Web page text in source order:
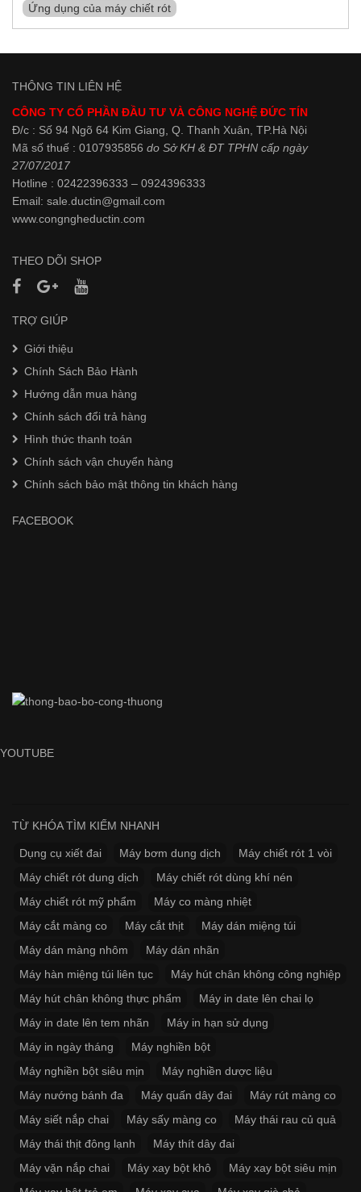
Ứng dụng của máy chiết rót
THÔNG TIN LIÊN HỆ
CÔNG TY CỔ PHẦN ĐẦU TƯ VÀ CÔNG NGHỆ ĐỨC TÍN
Đ/c : Số 94 Ngõ 64 Kim Giang, Q. Thanh Xuân, TP.Hà Nội
Mã số thuế : 0107935856 do Sở KH & ĐT TPHN cấp ngày
27/07/2017
Hotline : 02422396333 – 0924396333
Email: sale.ductin@gmail.com
www.congngheductin.com
THEO DÕI SHOP
TRỢ GIÚP
Giới thiệu
Chính Sách Bảo Hành
Hướng dẫn mua hàng
Chính sách đổi trả hàng
Hình thức thanh toán
Chính sách vận chuyển hàng
Chính sách bảo mật thông tin khách hàng
FACEBOOK
YOUTUBE
TỪ KHÓA TÌM KIẾM NHANH
Dụng cụ xiết đai Máy bơm dung dịch
Máy chiết rót 1 vòi
Máy chiết rót dung dịch
Máy chiết rót dùng khí nén
Máy chiết rót mỹ phẩm
Máy co màng nhiệt
Máy cắt màng co
Máy cắt thịt
Máy dán miệng túi
Máy dán màng nhôm
Máy dán nhãn
Máy hàn miệng túi liên tục
Máy hút chân không công nghiệp
Máy hút chân không thực phẩm
Máy in date lên chai lọ
Máy in date lên tem nhãn
Máy in hạn sử dụng
Máy in ngày tháng
Máy nghiền bột
Máy nghiền bột siêu mịn
Máy nghiền dược liệu
Máy nướng bánh đa
Máy quấn dây đai
Máy rút màng co
Máy siết nắp chai
Máy sấy màng co
Máy thái rau củ quả
Máy thái thịt đông lạnh
Máy thít dây đai
Máy vặn nắp chai
Máy xay bột khô
Máy xay bột siêu mịn